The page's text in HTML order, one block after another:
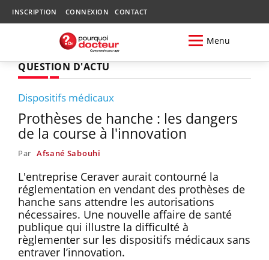
INSCRIPTION CONNEXION CONTACT
Menu
QUESTION D'ACTU
Dispositifs médicaux
Prothèses de hanche : les dangers
de la course à l'innovation
Par Afsané Sabouhi
L'entreprise Ceraver aurait contourné la
réglementation en vendant des prothèses de
hanche sans attendre les autorisations
nécessaires. Une nouvelle affaire de santé
publique qui illustre la difficulté à
règlementer sur les dispositifs médicaux sans
entraver l’innovation.